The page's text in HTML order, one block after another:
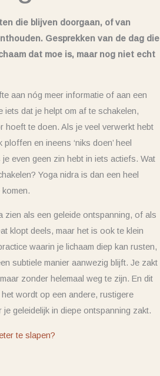
die blijven doorgaan, of van
Gesprekken van de dag die
dat moe is, maar nog niet echt
aan nóg meer informatie of aan een
iets dat je helpt om af te schakelen,
hoeft te doen. Als je veel verwerkt hebt
en ineens ‘niks doen’ heel
even geen zin hebt in iets actiefs. Wat
Yoga nidra is dan een heel
zien als een geleide ontspanning, of als
klopt deels, maar het is ook te klein
waarin je lichaam diep kan rusten,
subtiele manier aanwezig blijft. Je zakt
zonder helemaal weg te zijn. En dit
wordt op een andere, rustigere
geleidelijk in diepe ontspanning zakt.
te slapen?